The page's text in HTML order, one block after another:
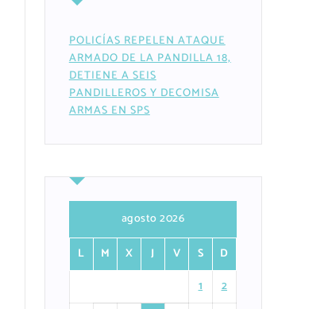
POLICÍAS REPELEN ATAQUE
ARMADO DE LA PANDILLA 18,
DETIENE A SEIS
PANDILLEROS Y DECOMISA
ARMAS EN SPS
agosto 2026
L
M X J V S
D
1
2